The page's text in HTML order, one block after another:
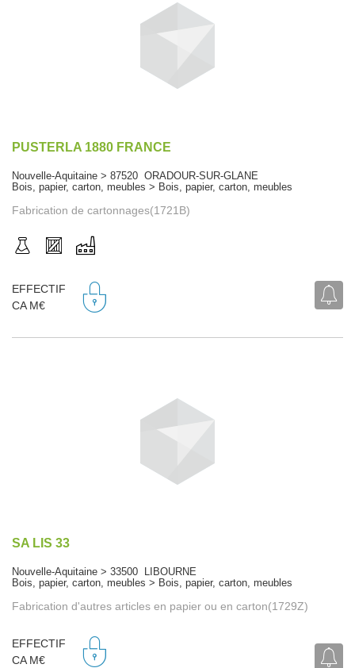
PUSTERLA 1880 FRANCE
Nouvelle-Aquitaine > 87520 ORADOUR-SUR-GLANE
Bois, papier, carton, meubles > Bois, papier, carton, meubles
Fabrication de cartonnages(1721B)
EFFECTIF
CA M€
SA LIS 33
Nouvelle-Aquitaine > 33500 LIBOURNE
Bois, papier, carton, meubles > Bois, papier, carton, meubles
Fabrication d'autres articles en papier ou en carton(1729Z)
EFFECTIF
CA M€